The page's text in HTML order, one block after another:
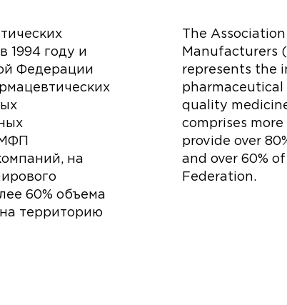
1994 году и
Федерации
на
60% объема
территорию
The
Manufacturers
represents the
quality
comprises
provide over
and over 60%
Federation.